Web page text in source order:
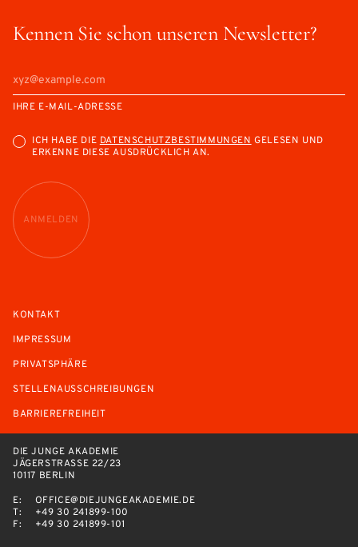
Kennen Sie schon unseren Newsletter?
IHRE E-MAIL-ADRESSE
ICH HABE DIEDATENSCHUTZBESTIMMUNGENGELESEN UND
ERKENNE DIESE AUSDRÜCKLICH AN.
ANMELDEN
KONTAKT
IMPRESSUM
PRIVATSPHÄRE
STELLENAUSSCHREIBUNGEN
BARRIEREFREIHEIT
DIE JUNGE AKADEMIE
JÄGERSTRASSE 22/23
10117 BERLIN
E:
OFFICE@DIEJUNGEAKADEMIE.DE
T:
+49 30 241899-100
F:
+49 30 241899-101